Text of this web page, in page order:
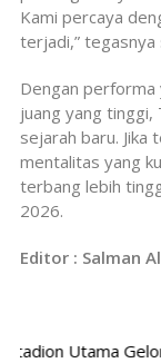
Kami percaya
terjadi,” tegasnya
Dengan performa
juang yang tinggi,
sejarah baru. Jika
mentalitas yang
terbang lebih
2026.
Editor : Salman
Utama Gelora